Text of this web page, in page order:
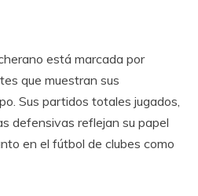
está marcada por
que muestran sus
Sus partidos totales jugados,
defensivas reflejan su papel
en el fútbol de clubes como